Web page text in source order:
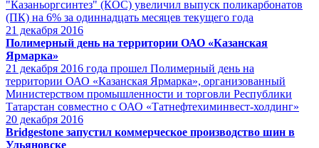
"Казаньоргсинтез" (КОС) увеличил выпуск поликарбонатов
(ПК) на 6% за одиннадцать месяцев текущего года
21 декабря 2016
Полимерный день на территории ОАО «Казанская
Ярмарка»
21 декабря 2016 года прошел Полимерный день на
территории ОАО «Казанская Ярмарка», организованный
Министерством промышленности и торговли Республики
Татарстан совместно с ОАО «Татнефтехиминвест-холдинг»
20 декабря 2016
Bridgestone запустил коммерческое производство шин в
Ульяновске